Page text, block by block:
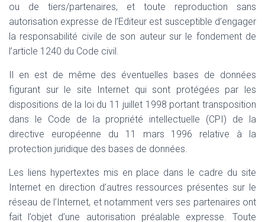
ou de tiers/partenaires, et toute reproduction sans
autorisation expresse de l’Editeur est susceptible d’engager
la responsabilité civile de son auteur sur le fondement de
l’article 1240 du Code civil.
Il en est de même des éventuelles bases de données
figurant sur le site Internet qui sont protégées par les
dispositions de la loi du 11 juillet 1998 portant transposition
dans le Code de la propriété intellectuelle (CPI) de la
directive européenne du 11 mars 1996 relative à la
protection juridique des bases de données.
Les liens hypertextes mis en place dans le cadre du site
Internet en direction d’autres ressources présentes sur le
réseau de l’Internet, et notamment vers ses partenaires ont
fait l’objet d’une autorisation préalable expresse. Toute